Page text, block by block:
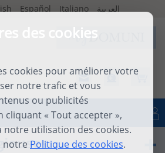
des cookies
cookies pour améliorer votre
notre trafic et vous
ou publicités
cliquant « Tout accepter »,
notre utilisation des cookies.
notre Politique des cookies.
Español Italiano العربية
Se connecter